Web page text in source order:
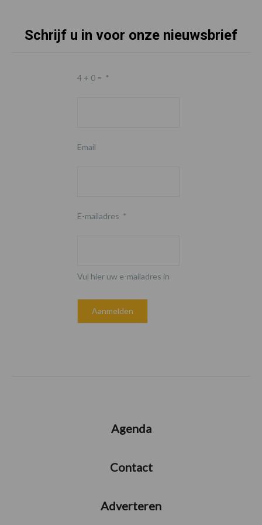
Schrijf u in voor onze nieuwsbrief
4 + 0 = *
Email
E-mailadres *
Vul hier uw e-mailadres in
Agenda
Contact
Adverteren